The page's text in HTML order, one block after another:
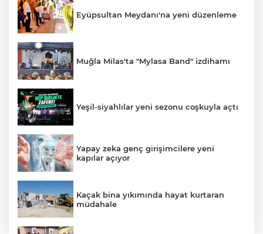
Eyüpsultan Meydanı'na yeni düzenleme
Muğla Milas'ta "Mylasa Band" izdihamı
Yeşil-siyahlılar yeni sezonu coşkuyla açtı
Yapay zeka genç girişimcilere yeni
kapılar açıyor
Kaçak bina yıkımında hayat kurtaran
müdahale